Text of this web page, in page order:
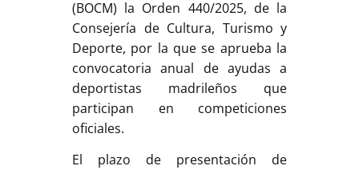
(BOCM) la Orden 440/2025, de la
Consejería de Cultura, Turismo y
Deporte, por la que se aprueba la
convocatoria anual de ayudas a
deportistas madrileños que
participan en competiciones
oficiales.
El plazo de presentación de